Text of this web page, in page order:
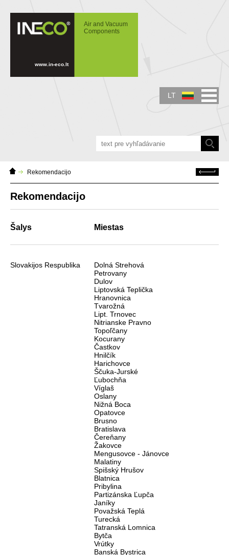
Rekomendacijo
Air and Vacuum
Components
www.in-eco.lt
Home
Page
Rekomendacijo Atgal
Rekomendacijo
Šalys Miestas
Slovakijos Respublika
Dolná Strehová
Petrovany
Dulov
Liptovská Teplička
Hranovnica
Tvarožná
Lipt. Trnovec
Nitrianske Pravno
Topoľčany
Kocurany
Častkov
Hnilčík
Harichovce
Ščuka-Jurské
Ľubochňa
Víglaš
Oslany
Nižná Boca
Opatovce
Brusno
Bratislava
Čereňany
Žakovce
Mengusovce - Jánovce
Malatiny
Spišský Hrušov
Blatnica
Pribylina
Partizánska Ľupča
Janíky
Považská Teplá
Turecká
Tatranská Lomnica
Bytča
Vrútky
Banská Bystrica
LT